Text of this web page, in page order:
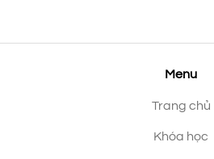
Menu
Trang chủ
Khóa học